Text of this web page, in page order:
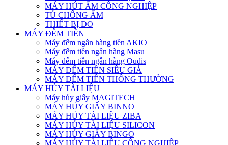
MÁY HÚT ẨM CÔNG NGHIỆP
TỦ CHỐNG ẨM
THIẾT BỊ ĐO
MÁY ĐẾM TIỀN
Máy đếm ngân hàng tiền AKIO
Máy đếm tiền ngân hàng Masu
Máy đếm tiền ngân hàng Oudis
MÁY ĐẾM TIỀN SIÊU GIẢ
MÁY ĐẾM TIỀN THÔNG THƯỜNG
MÁY HỦY TÀI LIỆU
Máy hủy giấy MAGITECH
MÁY HỦY GIẤY BINNO
MÁY HỦY TÀI LIỆU ZIBA
MÁY HỦY TÀI LIỆU SILICON
MÁY HỦY GIẤY BINGO